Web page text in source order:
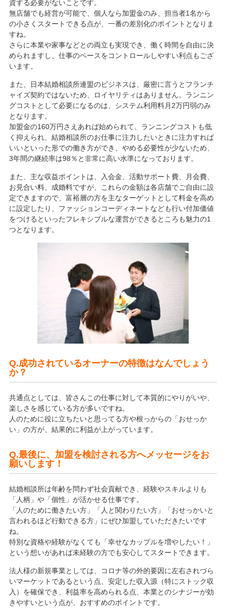
資する必要がないことです。
無店舗でも経営が可能で、個人なら加盟金のみ、担当者1名から
の小さくスタートできる点が、一番の差別化のポイントとなりま
すね。
さらに本業や家事などとの両立も実現でき、働く時間を自由に決
められますし、仕事のペースをコントロールしやすい利点もござ
います。
また、日本結婚相談所連盟のビジネスは、厳密に言うとフランチ
ャイズ契約ではないため、ロイヤリティはありません。ランニン
グコストとして必要になるのは、システム利用料月2万円弱のみ
となります。
加盟金の160万円さえあれば始められて、ランニングコストも低
く抑えられ、結婚相談所のお仕事に注力したいときに注力すれば
いいといった形での働き方ができ、やめる必要性が少ないため、
3年間の継続率は98％と非常に高い水準になっております。
また、主な収益ポイントは、入会金、活動サポート費、月会費、
お見合い料、成婚料ですが、これらの金額は各店舗でご自由に設
定できますので、富裕層の方を主なターゲットとして料金を高め
に設定したり、ファッションコーディネートなども行い付加価値
をつけるといったフレキシブルな運営ができるところも魅力の1
つとなります。
Q.成功されているオーナーの特徴はなんでしょう
か？
共通点としては、皆さんこの仕事に対して本質的にやりがいや、
楽しさを感じている方が多いですね。
人のために役に立ちたいと思ってる方や根っからの「おせっか
い」の方が、結果的に利益が上がっています。
Q.最後に、加盟を検討される方へメッセージをお
願いします！
結婚相談所は年齢を問わず社会貢献でき、経験やスキルよりも
「人柄」や「個性」が活かせる仕事です。
「人のために働きたい方」「人と関わりたい方」「おせっかいと
言われるほど行動できる方」にぜひ加盟していただきたいです
ね。
特別な資格や経験がなくても「幸せなカップルを増やしたい！」
という想いがあれば未経験の方でも安心してスタートできます。
法人様の新規事業としては、コロナ等の外的要因に左右されづら
いマーケットであるという点、安定した収入源（特にストック収
入）を確保でき、利益率を高められる点、本業とのシナジーが効
きやすいという点が、おすすめのポイントです。